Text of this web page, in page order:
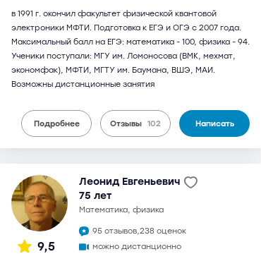
в 1991 г. окончил факультет физической квантовой
электроники МФТИ. Подготовка к ЕГЭ и ОГЭ с 2007 года.
Максимальный балл на ЕГЭ: математика - 100, физика - 94.
Ученики поступали: МГУ им. Ломоносова (ВМК, мехмат,
экономфак), МФТИ, МГТУ им. Баумана, ВШЭ, МАИ.
Возможны дистанционные занятия
Подробнее Отзывы 102 Написать
9,5
Леонид Евгеньевич
75 лет
математика, физика
95 отзывов,238 оценок
можно дистанционно